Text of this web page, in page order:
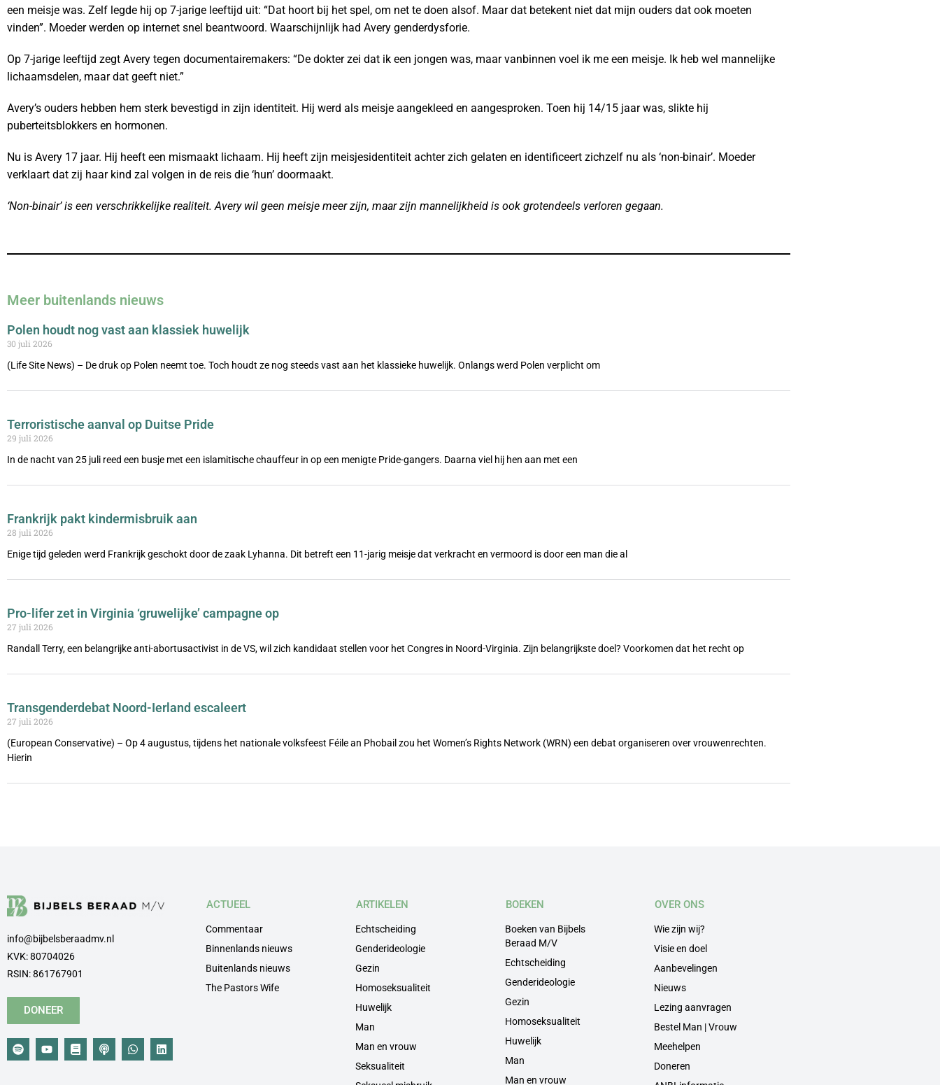
een meisje was. Zelf legde hij op 7-jarige leeftijd uit: “Dat hoort bij het spel, om net te doen alsof. Maar dat betekent niet dat mijn ouders dat ook moeten
vinden”. Moeder werden op internet snel beantwoord. Waarschijnlijk had Avery genderdysforie.
Op 7-jarige leeftijd zegt Avery tegen documentairemakers: “De dokter zei dat ik een jongen was, maar vanbinnen voel ik me een meisje. Ik heb wel mannelijke
lichaamsdelen, maar dat geeft niet.”
Avery’s ouders hebben hem sterk bevestigd in zijn identiteit. Hij werd als meisje aangekleed en aangesproken. Toen hij 14/15 jaar was, slikte hij
puberteitsblokkers en hormonen.
Nu is Avery 17 jaar. Hij heeft een mismaakt lichaam. Hij heeft zijn meisjesidentiteit achter zich gelaten en identificeert zichzelf nu als ‘non-binair’. Moeder
verklaart dat zij haar kind zal volgen in de reis die ‘hun’ doormaakt.
‘Non-binair’ is een verschrikkelijke realiteit. Avery wil geen meisje meer zijn, maar zijn mannelijkheid is ook grotendeels verloren gegaan.
Meer buitenlands nieuws
Polen houdt nog vast aan klassiek huwelijk
30 juli 2026
(Life Site News) – De druk op Polen neemt toe. Toch houdt ze nog steeds vast aan het klassieke huwelijk. Onlangs werd Polen verplicht om
Terroristische aanval op Duitse Pride
29 juli 2026
In de nacht van 25 juli reed een busje met een islamitische chauffeur in op een menigte Pride-gangers. Daarna viel hij hen aan met een
Frankrijk pakt kindermisbruik aan
28 juli 2026
Enige tijd geleden werd Frankrijk geschokt door de zaak Lyhanna. Dit betreft een 11-jarig meisje dat verkracht en vermoord is door een man die al
Pro-lifer zet in Virginia ‘gruwelijke’ campagne op
27 juli 2026
Randall Terry, een belangrijke anti-abortusactivist in de VS, wil zich kandidaat stellen voor het Congres in Noord-Virginia. Zijn belangrijkste doel? Voorkomen dat het recht op
Transgenderdebat Noord-Ierland escaleert
27 juli 2026
(European Conservative) – Op 4 augustus, tijdens het nationale volksfeest Féile an Phobail zou het Women’s Rights Network (WRN) een debat organiseren over vrouwenrechten.
Hierin
info@bijbelsberaadmv.nl
KVK: 80704026
RSIN: 861767901
DONEER
ACTUEEL
Commentaar
Binnenlands nieuws
Buitenlands nieuws
The Pastors Wife
ARTIKELEN
Echtscheiding
Genderideologie
Gezin
Homoseksualiteit
Huwelijk
Man
Man en vrouw
Seksualiteit
BOEKEN
Boeken van Bijbels
Beraad M/V
Echtscheiding
Genderideologie
Gezin
Homoseksualiteit
Huwelijk
Man
Man en vrouw
OVER ONS
Wie zijn wij?
Visie en doel
Aanbevelingen
Nieuws
Lezing aanvragen
Bestel Man | Vrouw
Meehelpen
Doneren